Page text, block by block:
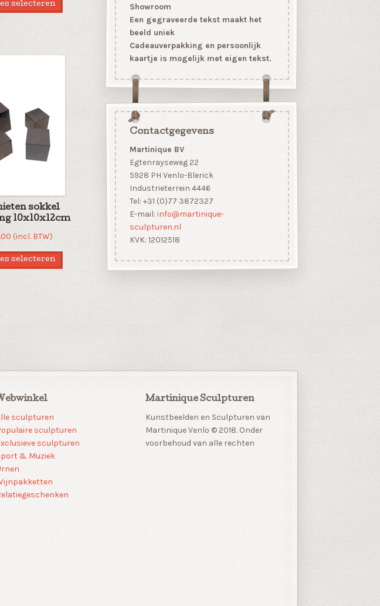
selecteren
sokkel
10x10x12cm
(incl. BTW)
selecteren
Showroom
Een gegraveerde tekst maakt het
beeld uniek
Cadeauverpakking en persoonlijk
kaartje is mogelijk met eigen tekst.
Contactgegevens
Martinique BV
Egtenrayseweg 22
5928 PH Venlo-Blerick
Industrieterrein 4446
Tel: +31 (0)77 3872327
E-mail: info@martinique-
sculpturen.nl
KVK: 12012518
sculpturen
sculpturen
sculpturen
& Muziek
Martinique Sculpturen
Kunstbeelden en Sculpturen van
Martinique Venlo © 2018. Onder
voorbehoud van alle rechten